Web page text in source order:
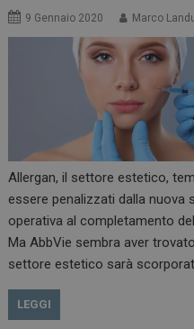
9 Gennaio 2020 Marco
Allergan, il settore estetico,
essere penalizzati dalla nuova
operativa al completamento
Ma AbbVie sembra aver
settore estetico sarà
LEGGI